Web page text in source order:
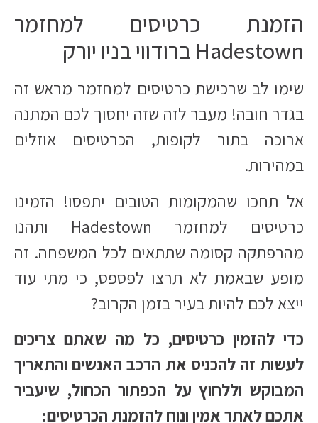
הזמנת כרטיסים למחזמר
Hadestown ברודווי בניו יורק
שימו לב שרכישת כרטיסים למחזמר מראש זה
בגדר חובה! מעבר לזה שזה יחסוך לכם המתנה
ארוכה בתור לקופות, הכרטיסים אוזלים
במהירות.​
אל תחכו שהמקומות הטובים יתפסו! הזמינו
כרטיסים למחזמר Hadestown ותהנו
מהרפתקה קסומה שתתאים לכל המשפחה. זה
מופע שבאמת לא תרצו לפספס, כי מתי עוד
ייצא לכם להיות בעיר בזמן הקרוב?​
כדי להזמין כרטיסים, כל מה שאתם צריכים
לעשות זה להכניס את הרכב האנשים והתאריך
המבוקש וללחוץ על הכפתור הכחול, שיעביר
אתכם לאתר אמין ונוח להזמנת הכרטיסים:​